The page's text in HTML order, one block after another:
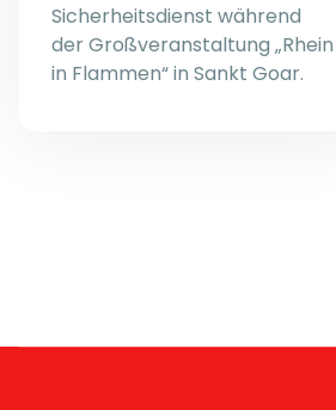
Sicherheitsdienst während
der Großveranstaltung „Rhein
in Flammen“ in Sankt Goar.